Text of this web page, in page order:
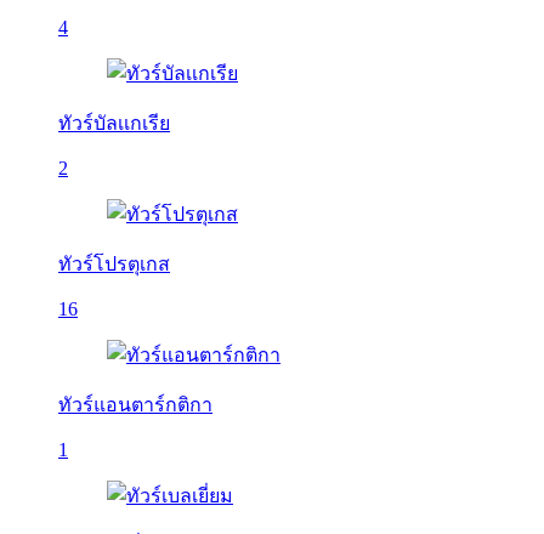
4
ทัวร์บัลเเกเรีย
2
ทัวร์โปรตุเกส
16
ทัวร์แอนตาร์กติกา
1